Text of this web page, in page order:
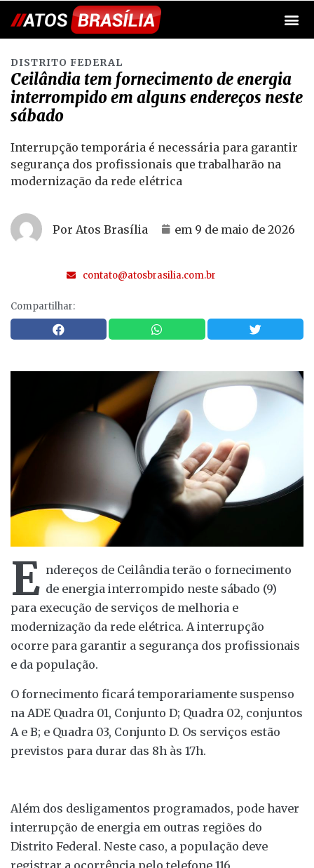
DISTRITO FEDERAL
Ceilândia tem fornecimento de energia
interrompido em alguns endereços neste
sábado
Interrupção temporária é necessária para garantir
segurança dos profissionais que trabalharão na
modernização da rede elétrica
Por Atos Brasília em 9 de maio de 2026
contato@atosbrasilia.com.br
Compartilhar:
E ndereços de Ceilândia terão o fornecimento
de energia interrompido neste sábado (9)
para execução de serviços de melhoria e
modernização da rede elétrica. A interrupção
ocorre para garantir a segurança dos profissionais
e da população.
O fornecimento ficará temporariamente suspenso
na ADE Quadra 01, Conjunto D; Quadra 02, conjuntos
A e B; e Quadra 03, Conjunto D. Os serviços estão
previstos para durar das 8h às 17h.
Além dos desligamentos programados, pode haver
interrupção de energia em outras regiões do
Distrito Federal. Neste caso, a população deve